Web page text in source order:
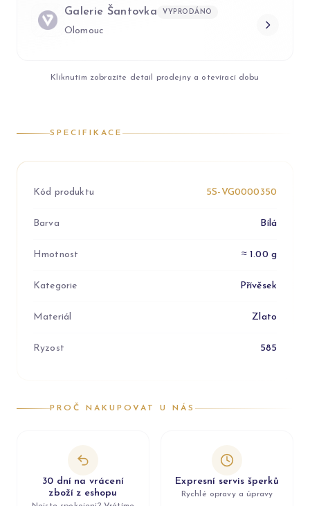
Galerie Šantovka VYPRODÁNO
Olomouc
Kliknutím zobrazíte detail prodejny a otevírací dobu
SPECIFIKACE
Kód produktu 5S-VG0000350
Barva Bílá
Hmotnost ≈ 1.00 g
Kategorie Přívěsek
Materiál Zlato
Ryzost 585
PROČ NAKUPOVAT U NÁS
30 dní na vrácení
zboží z eshopu
Expresní servis šperků
Rychlé opravy a úpravy